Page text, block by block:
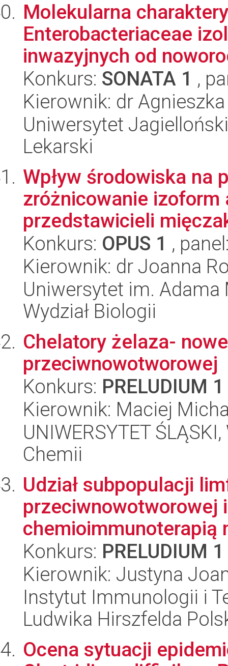
Molekularna
Enterobacteriaceae
inwazyjnych od
Konkurs: SONATA 1 ,
Kierownik: dr
Uniwersytet
Lekarski
Wpływ środowiska na
zróżnicowanie izoform
przedstawicieli
Konkurs: OPUS 1 ,
Kierownik: dr Joanna
Uniwersytet im.
Wydział Biologii
Chelatory żelaza-
przeciwnowotworowej
Konkurs: PRELUDIUM 1
Kierownik: Maciej
UNIWERSYTET
Chemii
Udział subpopulacji
przeciwnowotworowej
chemioimmunoterapią
Konkurs: PRELUDIUM 1
Kierownik: Justyna
Instytut Immunologii i
Ludwika Hirszfelda
Ocena sytuacji